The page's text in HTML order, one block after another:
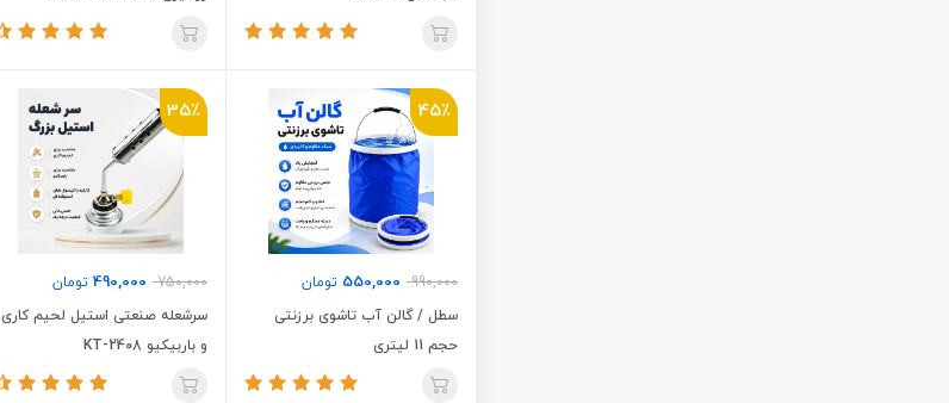
45٪
990,000
550,000 تومان
سطل / گالن آب تاشوی برزنتی
حجم 11 لیتری
35٪
750,000
490,000 تومان
سرشعله صنعتی استیل لحیم کاری
و باربیکیو KT-2408